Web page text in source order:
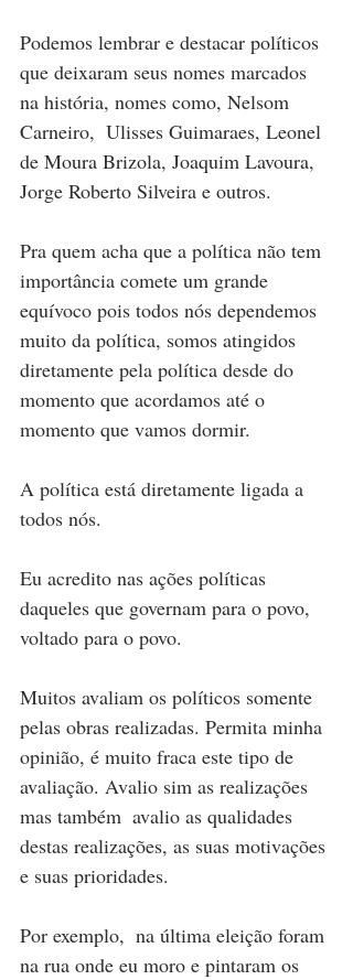
Podemos lembrar e destacar políticos
que deixaram seus nomes marcados
na história, nomes como, Nelsom
Carneiro,  Ulisses Guimaraes, Leonel
de Moura Brizola, Joaquim Lavoura,
Jorge Roberto Silveira e outros.
Pra quem acha que a política não tem
importância comete um grande
equívoco pois todos nós dependemos
muito da política, somos atingidos
diretamente pela política desde do
momento que acordamos até o
momento que vamos dormir.
A política está diretamente ligada a
todos nós.
Eu acredito nas ações políticas
daqueles que governam para o povo,
voltado para o povo.
Muitos avaliam os políticos somente
pelas obras realizadas. Permita minha
opinião, é muito fraca este tipo de
avaliação. Avalio sim as realizações
mas também  avalio as qualidades
destas realizações, as suas motivações
e suas prioridades.
Por exemplo,  na última eleição foram
na rua onde eu moro e pintaram os